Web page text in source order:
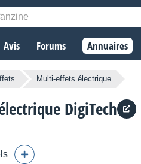
Avis Forums Annuaires
Multi-effets électrique
DigiTech